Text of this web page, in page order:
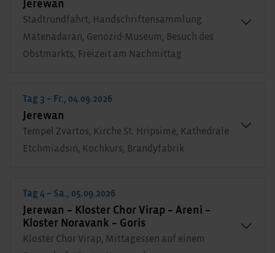
Jerewan
Stadtrundfahrt, Handschriftensammlung
Matenadaran, Genozid-Museum, Besuch des
Obstmarkts, Freizeit am Nachmittag
Tag 3 – Fr., 04.09.2026
Jerewan
Tempel Zvartos, Kirche St. Hripsime, Kathedrale
Etchmiadsin, Kochkurs, Brandyfabrik
Tag 4 – Sa., 05.09.2026
Jerewan – Kloster Chor Virap – Areni –
Kloster Noravank – Goris
Kloster Chor Virap, Mittagessen auf einem